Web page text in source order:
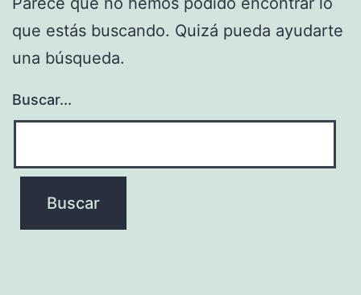
que estás buscando. Quizá pueda ayudarte
una búsqueda.
Buscar...